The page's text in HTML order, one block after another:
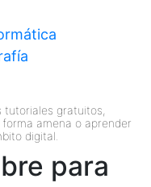
tutoriales gratuitos,
amena o aprender
digital.
para